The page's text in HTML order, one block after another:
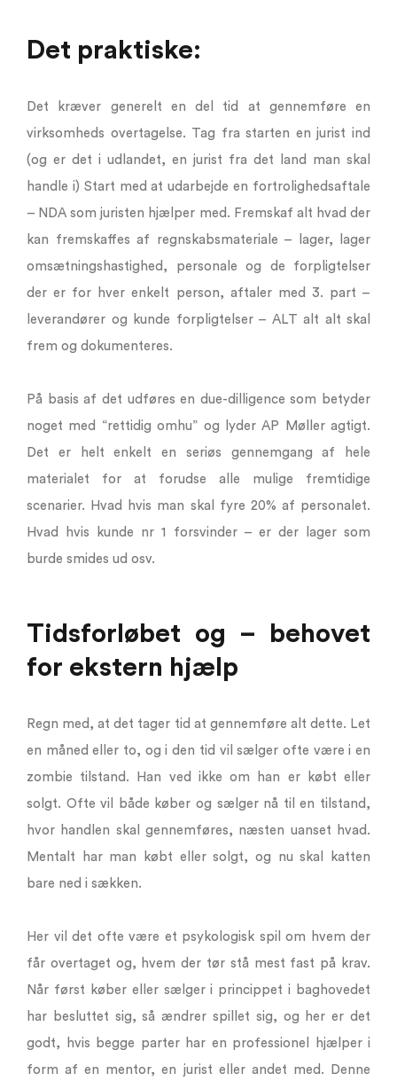
Det praktiske:
Det kræver generelt en del tid at gennemføre en
virksomheds overtagelse. Tag fra starten en jurist ind
(og er det i udlandet, en jurist fra det land man skal
handle i) Start med at udarbejde en fortrolighedsaftale
– NDA som juristen hjælper med. Fremskaf alt hvad der
kan fremskaffes af regnskabsmateriale – lager, lager
omsætningshastighed, personale og de forpligtelser
der er for hver enkelt person, aftaler med 3. part –
leverandører og kunde forpligtelser – ALT alt alt skal
frem og dokumenteres.
På basis af det udføres en due-dilligence som betyder
noget med “rettidig omhu” og lyder AP Møller agtigt.
Det er helt enkelt en seriøs gennemgang af hele
materialet for at forudse alle mulige fremtidige
scenarier. Hvad hvis man skal fyre 20% af personalet.
Hvad hvis kunde nr 1 forsvinder – er der lager som
burde smides ud osv.
Tidsforløbet og – behovet
for ekstern hjælp
Regn med, at det tager tid at gennemføre alt dette. Let
en måned eller to, og i den tid vil sælger ofte være i en
zombie tilstand. Han ved ikke om han er købt eller
solgt. Ofte vil både køber og sælger nå til en tilstand,
hvor handlen skal gennemføres, næsten uanset hvad.
Mentalt har man købt eller solgt, og nu skal katten
bare ned i sækken.
Her vil det ofte være et psykologisk spil om hvem der
får overtaget og, hvem der tør stå mest fast på krav.
Når først køber eller sælger i princippet i baghovedet
har besluttet sig, så ændrer spillet sig, og her er det
godt, hvis begge parter har en professionel hjælper i
form af en mentor, en jurist eller andet med. Denne